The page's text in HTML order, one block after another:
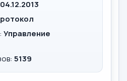
04.12.2013
Управление
5139